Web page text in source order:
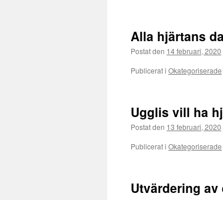
Alla hjärtans
Postat den 14 februari, 2020
Publicerat i Okategoriserade
Ugglis vill ha
Postat den 13 februari, 2020
Publicerat i Okategoriserade
Utvärdering av